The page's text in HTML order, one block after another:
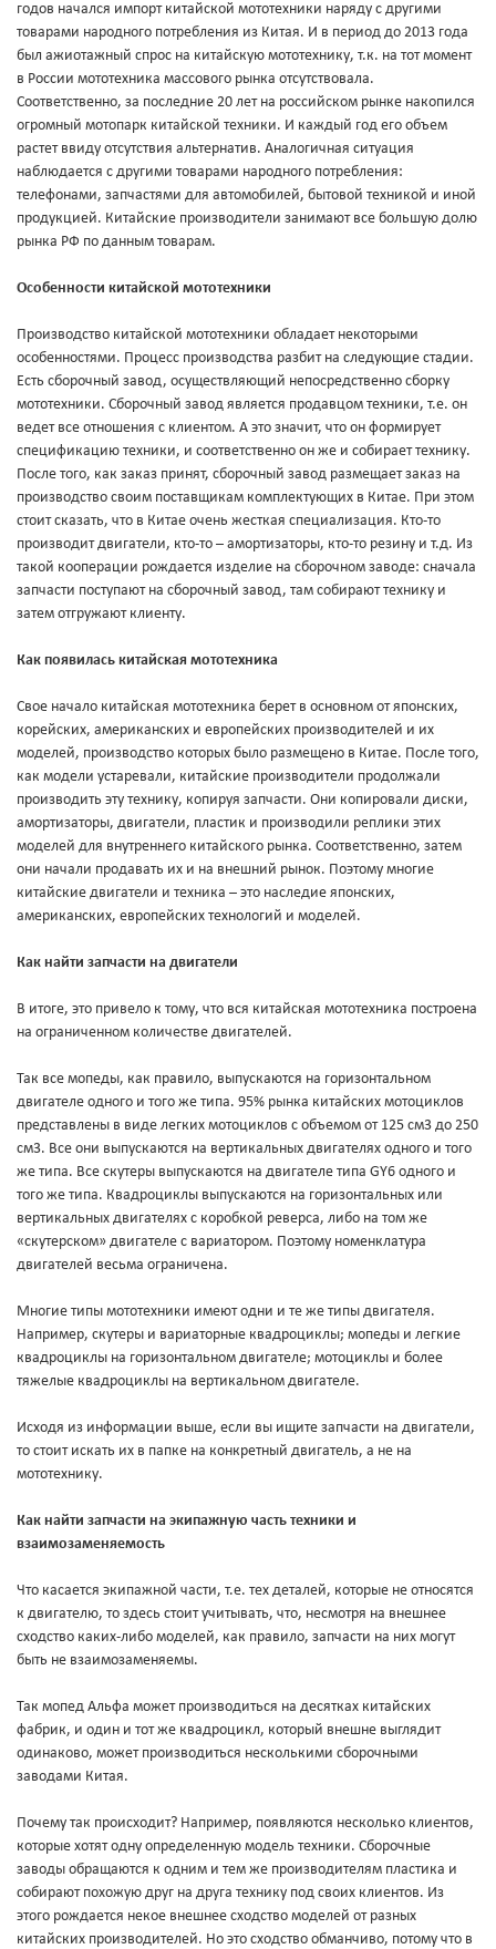
годов начался импорт китайской мототехники наряду с другими
товарами народного потребления из Китая. И в период до 2013 года
был ажиотажный спрос на китайскую мототехнику, т.к. на тот момент
в России мототехника массового рынка отсутствовала.
Соответственно, за последние 20 лет на российском рынке накопился
огромный мотопарк китайской техники. И каждый год его объем
растет ввиду отсутствия альтернатив. Аналогичная ситуация
наблюдается с другими товарами народного потребления:
телефонами, запчастями для автомобилей, бытовой техникой и иной
продукцией. Китайские производители занимают все большую долю
рынка РФ по данным товарам.
Особенности китайской мототехники
Производство китайской мототехники обладает некоторыми
особенностями. Процесс производства разбит на следующие стадии.
Есть сборочный завод, осуществляющий непосредственно сборку
мототехники. Сборочный завод является продавцом техники, т.е. он
ведет все отношения с клиентом. А это значит, что он формирует
спецификацию техники, и соответственно он же и собирает технику.
После того, как заказ принят, сборочный завод размещает заказ на
производство своим поставщикам комплектующих в Китае. При этом
стоит сказать, что в Китае очень жесткая специализация. Кто-то
производит двигатели, кто-то – амортизаторы, кто-то резину и т.д. Из
такой кооперации рождается изделие на сборочном заводе: сначала
запчасти поступают на сборочный завод, там собирают технику и
затем отгружают клиенту.
Как появилась китайская мототехника
Свое начало китайская мототехника берет в основном от японских,
корейских, американских и европейских производителей и их
моделей, производство которых было размещено в Китае. После того,
как модели устаревали, китайские производители продолжали
производить эту технику, копируя запчасти. Они копировали диски,
амортизаторы, двигатели, пластик и производили реплики этих
моделей для внутреннего китайского рынка. Соответственно, затем
они начали продавать их и на внешний рынок. Поэтому многие
китайские двигатели и техника – это наследие японских,
американских, европейских технологий и моделей.
Как найти запчасти на двигатели
В итоге, это привело к тому, что вся китайская мототехника построена
на ограниченном количестве двигателей.
Так все мопеды, как правило, выпускаются на горизонтальном
двигателе одного и того же типа. 95% рынка китайских мотоциклов
представлены в виде легких мотоциклов с объемом от 125 см3 до 250
см3. Все они выпускаются на вертикальных двигателях одного и того
же типа. Все скутеры выпускаются на двигателе типа GY6 одного и
того же типа. Квадроциклы выпускаются на горизонтальных или
вертикальных двигателях с коробкой реверса, либо на том же
«скутерском» двигателе с вариатором. Поэтому номенклатура
двигателей весьма ограничена.
Многие типы мототехники имеют одни и те же типы двигателя.
Например, скутеры и вариаторные квадроциклы; мопеды и легкие
квадроциклы на горизонтальном двигателе; мотоциклы и более
тяжелые квадроциклы на вертикальном двигателе.
Исходя из информации выше, если вы ищите запчасти на двигатели,
то стоит искать их в папке на конкретный двигатель, а не на
мототехнику.
Как найти запчасти на экипажную часть техники и
взаимозаменяемость
Что касается экипажной части, т.е. тех деталей, которые не относятся
к двигателю, то здесь стоит учитывать, что, несмотря на внешнее
сходство каких-либо моделей, как правило, запчасти на них могут
быть не взаимозаменяемы.
Так мопед Альфа может производиться на десятках китайских
фабрик, и один и тот же квадроцикл, который внешне выглядит
одинаково, может производиться несколькими сборочными
заводами Китая.
Почему так происходит? Например, появляются несколько клиентов,
которые хотят одну определенную модель техники. Сборочные
заводы обращаются к одним и тем же производителям пластика и
собирают похожую друг на друга технику под своих клиентов. Из
этого рождается некое внешнее сходство моделей от разных
китайских производителей. Но это сходство обманчиво, потому что в